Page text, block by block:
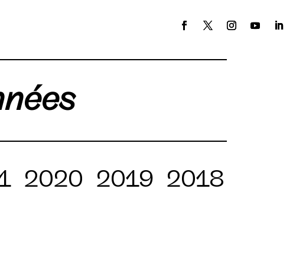
2020 2019 2018